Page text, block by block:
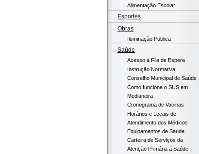
Alimentação Escolar
Esportes
Obras
Iluminação Pública
Saúde
Acesso à Fila de Espera
Instrução Normativa
Conselho Municipal de Saúde
Como funciona o SUS em
Medianeira
Cronograma de Vacinas
Horários e Locais de
Atendimento dos Médicos
Equipamentos de Saúde
Carteira de Serviços da
Atenção Primária à Saúde